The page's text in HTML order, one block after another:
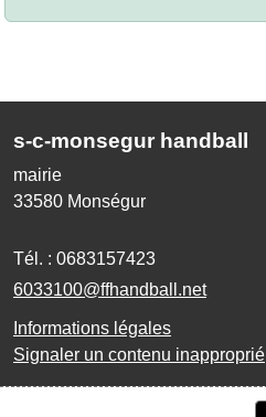
s-c-monsegur handball
mairie
33580 Monségur
Tél. : 0683157423
6033100@ffhandball.net
Informations légales
Signaler un contenu inapproprié